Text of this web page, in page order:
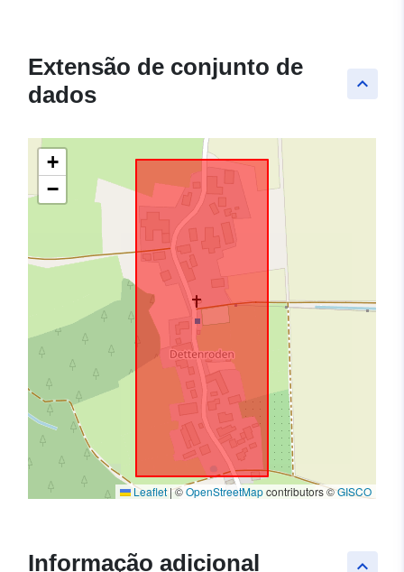
keyboard_arrow_up
Extensão de conjunto de
dados
+
−
Leaflet |©OpenStreetMapcontributors ©GISCO
keyboard_arrow_up
Informação adicional